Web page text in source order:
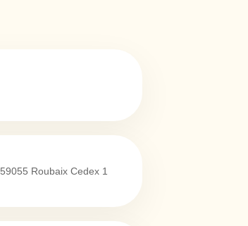
59055 Roubaix Cedex 1